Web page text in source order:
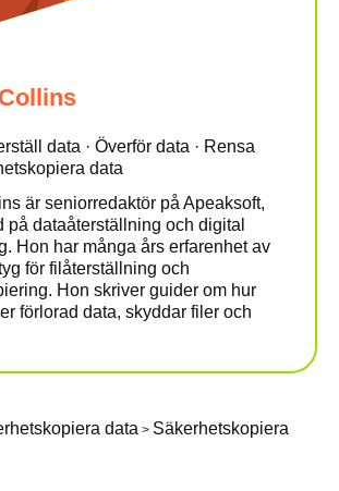
data · Överför data · Rensa
data
är seniorredaktör på Apeaksoft,
på dataåterställning och digital
Hon har många års erfarenhet av
för filåterställning och
Hon skriver guider om hur
förlorad data, skyddar filer och
data > Säkerhetskopiera